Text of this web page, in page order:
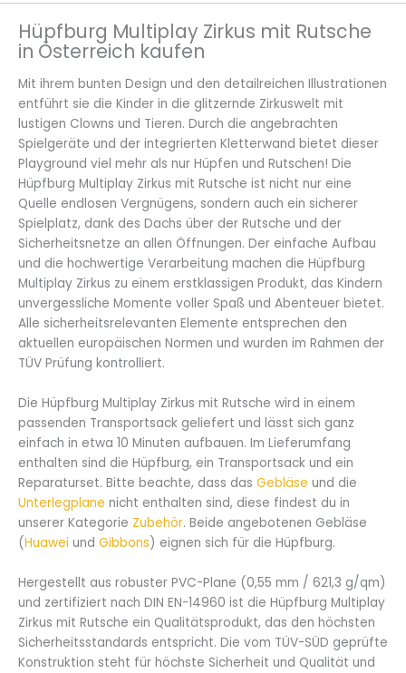
Hüpfburg Multiplay Zirkus mit Rutsche
in Österreich kaufen
Mit ihrem bunten Design und den detailreichen Illustrationen
entführt sie die Kinder in die glitzernde Zirkuswelt mit
lustigen Clowns und Tieren. Durch die angebrachten
Spielgeräte und der integrierten Kletterwand bietet dieser
Playground viel mehr als nur Hüpfen und Rutschen! Die
Hüpfburg Multiplay Zirkus mit Rutsche ist nicht nur eine
Quelle endlosen Vergnügens, sondern auch ein sicherer
Spielplatz, dank des Dachs über der Rutsche und der
Sicherheitsnetze an allen Öffnungen. Der einfache Aufbau
und die hochwertige Verarbeitung machen die Hüpfburg
Multiplay Zirkus zu einem erstklassigen Produkt, das Kindern
unvergessliche Momente voller Spaß und Abenteuer bietet.
Alle sicherheitsrelevanten Elemente entsprechen den
aktuellen europäischen Normen und wurden im Rahmen der
TÜV Prüfung kontrolliert.
Die Hüpfburg Multiplay Zirkus mit Rutsche wird in einem
passenden Transportsack geliefert und lässt sich ganz
einfach in etwa 10 Minuten aufbauen. Im Lieferumfang
enthalten sind die Hüpfburg, ein Transportsack und ein
Reparaturset. Bitte beachte, dass das Gebläse und die
Unterlegplane nicht enthalten sind, diese findest du in
unserer Kategorie Zubehör. Beide angebotenen Gebläse
(Huawei und Gibbons) eignen sich für die Hüpfburg.
Hergestellt aus robuster PVC-Plane (0,55 mm / 621,3 g/qm)
und zertifiziert nach DIN EN-14960 ist die Hüpfburg Multiplay
Zirkus mit Rutsche ein Qualitätsprodukt, das den höchsten
Sicherheitsstandards entspricht. Die vom TÜV-SÜD geprüfte
Konstruktion steht für höchste Sicherheit und Qualität und